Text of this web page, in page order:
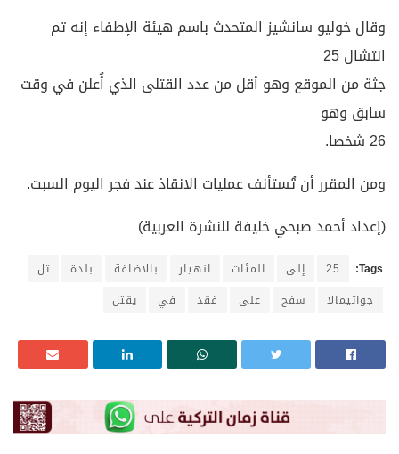
وقال خوليو سانشيز المتحدث باسم هيئة الإطفاء إنه تم
انتشال 25
جثة من الموقع وهو أقل من عدد القتلى الذي أُعلن في وقت
سابق وهو
26 شخصا.
ومن المقرر أن تُستأنف عمليات الانقاذ عند فجر اليوم السبت.
(إعداد أحمد صبحي خليفة للنشرة العربية)
Tags:
25 إلى المئات انهيار بالاضافة بلدة
تل
جواتيمالا
سفح على فقد في يقتل